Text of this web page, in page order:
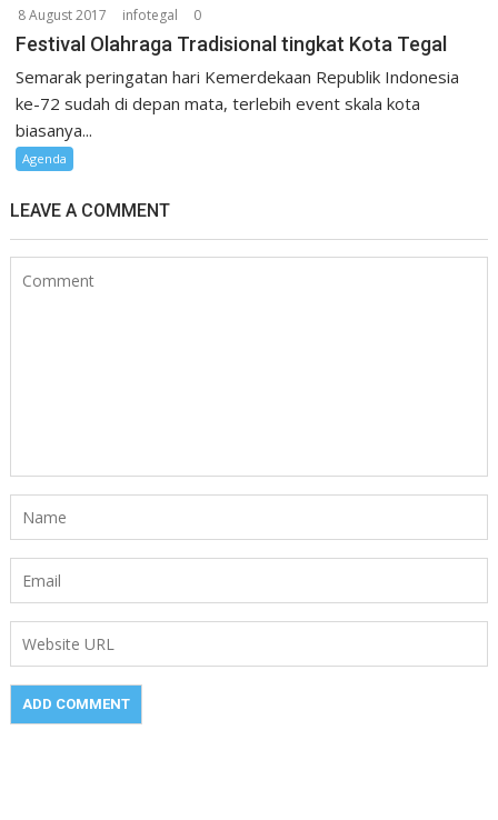
8 August 2017 infotegal 0
Festival Olahraga Tradisional tingkat Kota Tegal
Semarak peringatan hari Kemerdekaan Republik Indonesia
ke-72 sudah di depan mata, terlebih event skala kota
biasanya...
Agenda
LEAVE A COMMENT